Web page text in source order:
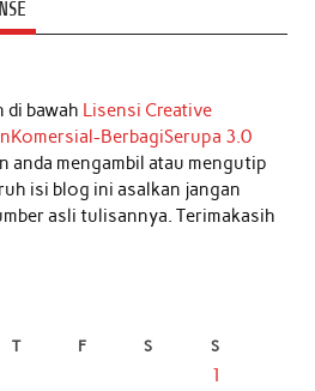
di bawah Lisensi Creative
BerbagiSerupa 3.0
anda mengambil atau mengutip
isi blog ini asalkan jangan
asli tulisannya. Terimakasih
T F S S
1